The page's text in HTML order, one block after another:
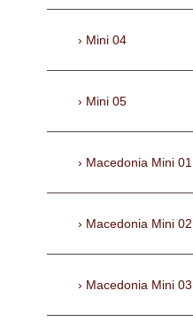
Mini 04
Mini 05
Macedonia Mini 01
Macedonia Mini 02
Macedonia Mini 03